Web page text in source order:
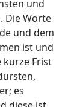
und
Die Worte
und dem
ist und
kurze Frist
es